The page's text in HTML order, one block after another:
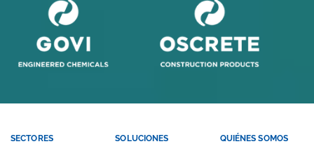
SECTORES SOLUCIONES QUIÉNES SOMOS